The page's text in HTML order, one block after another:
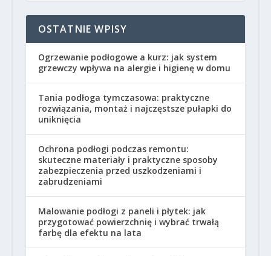
OSTATNIE WPISY
Ogrzewanie podłogowe a kurz: jak system
grzewczy wpływa na alergie i higienę w domu
Tania podłoga tymczasowa: praktyczne
rozwiązania, montaż i najczęstsze pułapki do
uniknięcia
Ochrona podłogi podczas remontu:
skuteczne materiały i praktyczne sposoby
zabezpieczenia przed uszkodzeniami i
zabrudzeniami
Malowanie podłogi z paneli i płytek: jak
przygotować powierzchnię i wybrać trwałą
farbę dla efektu na lata